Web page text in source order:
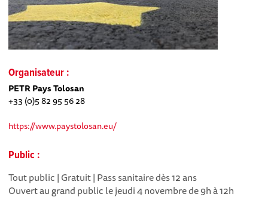
Organisateur :
PETR Pays Tolosan
+33 (0)5 82 95 56 28
https://www.paystolosan.eu/
Public :
Tout public | Gratuit | Pass sanitaire dès 12 ans
Ouvert au grand public le jeudi 4 novembre de 9h à 12h